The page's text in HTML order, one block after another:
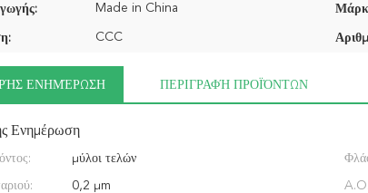
Made in China
CCC
ΕΝΗΜΈΡΩΣΗ ΠΕΡΙΓΡΑΦΉ ΠΡΟΪΌΝΤΩΝ
Ενημέρωση
μύλοι τελών
0,2 μm